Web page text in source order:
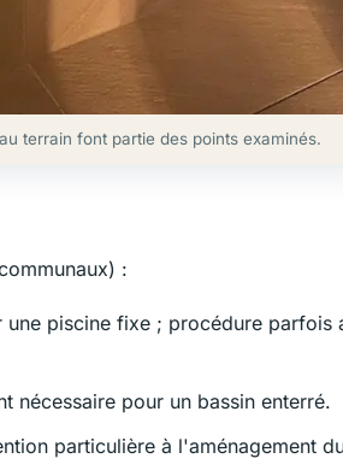
terrain font partie des points examinés.
:
piscine fixe ; procédure parfois
nécessaire pour un bassin enterré.
particulière à l'aménagement